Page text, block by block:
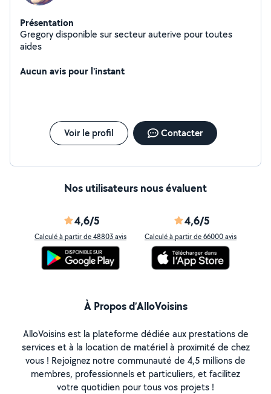
Présentation
Gregory disponible sur secteur auterive pour toutes
aides
Aucun avis pour l'instant
Voir le profil Contacter
Nos utilisateurs nous évaluent
4,6/5
Calculé à partir de 48803 avis
4,6/5
Calculé à partir de 66000 avis
À Propos d’AlloVoisins
AlloVoisins est la plateforme dédiée aux prestations de
services et à la location de matériel à proximité de chez
vous ! Rejoignez notre communauté de 4,5 millions de
membres, professionnels et particuliers, et facilitez
votre quotidien pour tous vos projets !